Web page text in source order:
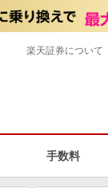
手数料
楽天証券について